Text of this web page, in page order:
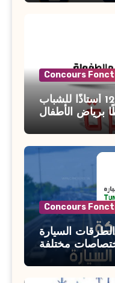
Concours
مناظرة انتداب 120 أستاذًا للشباب
50 منشطًا برياض الأطفال
والطفولة وكبار
Concours
السيارة
في اختصاصات مختلفة